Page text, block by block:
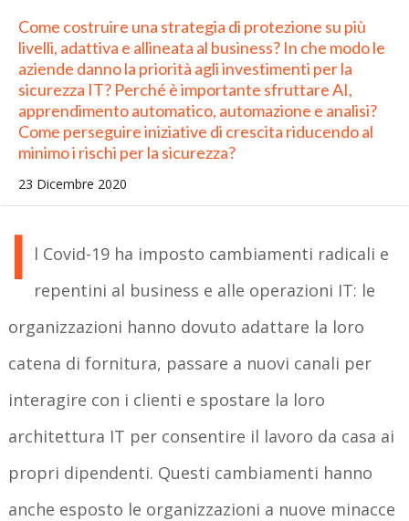
Come costruire una strategia di protezione su più
livelli, adattiva e allineata al business? In che modo le
aziende danno la priorità agli investimenti per la
sicurezza IT? Perché è importante sfruttare AI,
apprendimento automatico, automazione e analisi?
Come perseguire iniziative di crescita riducendo al
minimo i rischi per la sicurezza?
23 Dicembre 2020
I l Covid-19 ha imposto cambiamenti radicali e
repentini al business e alle operazioni IT: le
organizzazioni hanno dovuto adattare la loro
catena di fornitura, passare a nuovi canali per
interagire con i clienti e spostare la loro
architettura IT per consentire il lavoro da casa ai
propri dipendenti. Questi cambiamenti hanno
anche esposto le organizzazioni a nuove minacce